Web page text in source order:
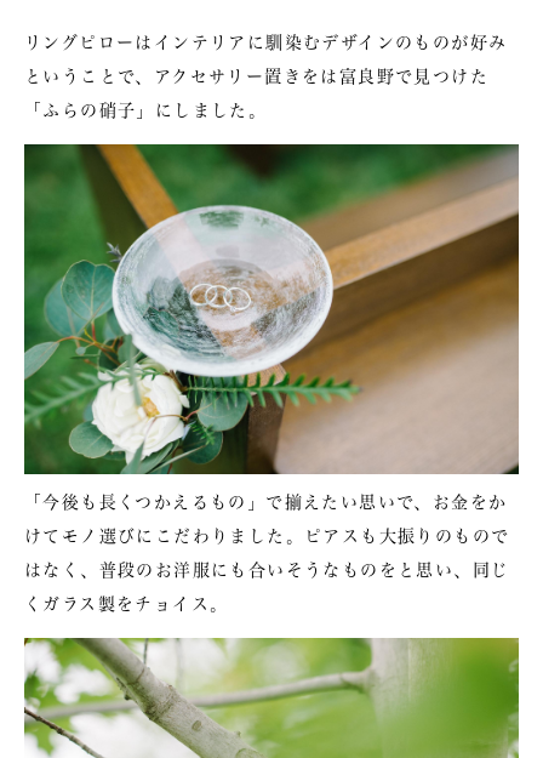
リングピローはインテリアに馴染むデザインのものが好み
ということで、アクセサリー置きをは富良野で見つけた
「ふらの硝子」にしました。
「今後も長くつかえるもの」で揃えたい思いで、お金をか
けてモノ選びにこだわりました。ピアスも大振りのもので
はなく、普段のお洋服にも合いそうなものをと思い、同じ
くガラス製をチョイス。